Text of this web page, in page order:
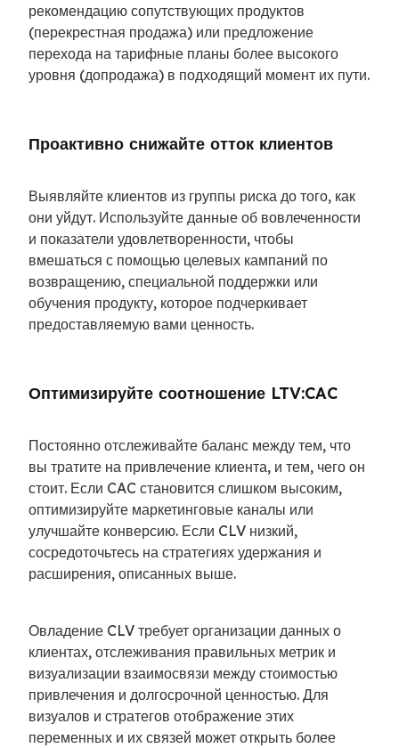
рекомендацию сопутствующих продуктов
(перекрестная продажа) или предложение
перехода на тарифные планы более высокого
уровня (допродажа) в подходящий момент их пути.
Проактивно снижайте отток клиентов
Выявляйте клиентов из группы риска до того, как
они уйдут. Используйте данные об вовлеченности
и показатели удовлетворенности, чтобы
вмешаться с помощью целевых кампаний по
возвращению, специальной поддержки или
обучения продукту, которое подчеркивает
предоставляемую вами ценность.
Оптимизируйте соотношение LTV:CAC
Постоянно отслеживайте баланс между тем, что
вы тратите на привлечение клиента, и тем, чего он
стоит. Если CAC становится слишком высоким,
оптимизируйте маркетинговые каналы или
улучшайте конверсию. Если CLV низкий,
сосредоточьтесь на стратегиях удержания и
расширения, описанных выше.
Овладение CLV требует организации данных о
клиентах, отслеживания правильных метрик и
визуализации взаимосвязи между стоимостью
привлечения и долгосрочной ценностью. Для
визуалов и стратегов отображение этих
переменных и их связей может открыть более